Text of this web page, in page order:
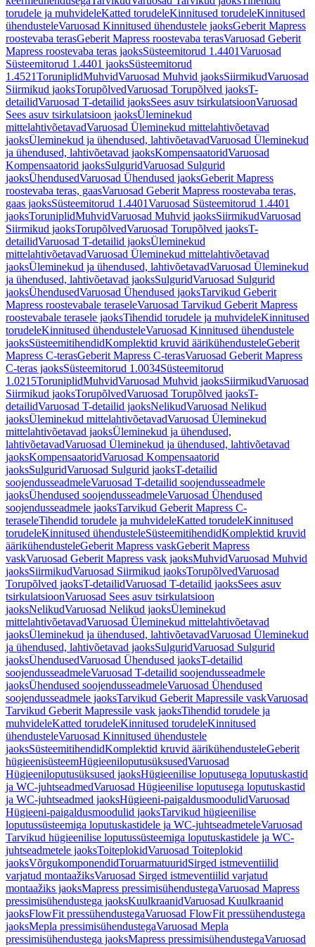
torudele ja muhvideleKatted torudeleKinnitused torudeleKinnitused
ühendusteleVaruosad Kinnitused ühendustele jaoksGeberit Mapress
roostevaba terasGeberit Mapress roostevaba terasVaruosad Geberit
Mapress roostevaba teras jaoksSüsteemitorud 1.4401Varuosad
Süsteemitorud 1.4401 jaoksSüsteemitorud
1.4521ToruniplidMuhvidVaruosad Muhvid jaoksSiirmikudVaruosad
Siirmikud jaoksTorupõlvedVaruosad Torupõlved jaoksT-
detailidVaruosad T-detailid jaoksSees asuv tsirkulatsioonVaruosad
Sees asuv tsirkulatsioon jaoksÜleminekud
mittelahtivõetavadVaruosad Üleminekud mittelahtivõetavad
jaoksÜleminekud ja ühendused, lahtivõetavadVaruosad Üleminekud
ja ühendused, lahtivõetavad jaoksKompensaatoridVaruosad
Kompensaatorid jaoksSulguridVaruosad Sulgurid
jaoksÜhendusedVaruosad Ühendused jaoksGeberit Mapress
roostevaba teras, gaasVaruosad Geberit Mapress roostevaba teras,
gaas jaoksSüsteemitorud 1.4401Varuosad Süsteemitorud 1.4401
jaoksToruniplidMuhvidVaruosad Muhvid jaoksSiirmikudVaruosad
Siirmikud jaoksTorupõlvedVaruosad Torupõlved jaoksT-
detailidVaruosad T-detailid jaoksÜleminekud
mittelahtivõetavadVaruosad Üleminekud mittelahtivõetavad
jaoksÜleminekud ja ühendused, lahtivõetavadVaruosad Üleminekud
ja ühendused, lahtivõetavad jaoksSulguridVaruosad Sulgurid
jaoksÜhendusedVaruosad Ühendused jaoksTarvikud Geberit
Mapress roostevabale teraseleVaruosad Tarvikud Geberit Mapress
roostevabale terasele jaoksTihendid torudele ja muhvideleKinnitused
torudeleKinnitused ühendusteleVaruosad Kinnitused ühendustele
jaoksSüsteemitihendidKomplektid kruvid äärikühendusteleGeberit
Mapress C-terasGeberit Mapress C-terasVaruosad Geberit Mapress
C-teras jaoksSüsteemitorud 1.0034Süsteemitorud
1.0215ToruniplidMuhvidVaruosad Muhvid jaoksSiirmikudVaruosad
Siirmikud jaoksTorupõlvedVaruosad Torupõlved jaoksT-
detailidVaruosad T-detailid jaoksNelikudVaruosad Nelikud
jaoksÜleminekud mittelahtivõetavadVaruosad Üleminekud
mittelahtivõetavad jaoksÜleminekud ja ühendused,
lahtivõetavadVaruosad Üleminekud ja ühendused, lahtivõetavad
jaoksKompensaatoridVaruosad Kompensaatorid
jaoksSulguridVaruosad Sulgurid jaoksT-detailid
soojendusseadmeleVaruosad T-detailid soojendusseadmele
jaoksÜhendused soojendusseadmeleVaruosad Ühendused
soojendusseadmele jaoksTarvikud Geberit Mapress C-
teraseleTihendid torudele ja muhvideleKatted torudeleKinnitused
torudeleKinnitused ühendusteleSüsteemitihendidKomplektid kruvid
äärikühendusteleGeberit Mapress vaskGeberit Mapress
vaskVaruosad Geberit Mapress vask jaoksMuhvidVaruosad Muhvid
jaoksSiirmikudVaruosad Siirmikud jaoksTorupõlvedVaruosad
Torupõlved jaoksT-detailidVaruosad T-detailid jaoksSees asuv
tsirkulatsioonVaruosad Sees asuv tsirkulatsioon
jaoksNelikudVaruosad Nelikud jaoksÜleminekud
mittelahtivõetavadVaruosad Üleminekud mittelahtivõetavad
jaoksÜleminekud ja ühendused, lahtivõetavadVaruosad Üleminekud
ja ühendused, lahtivõetavad jaoksSulguridVaruosad Sulgurid
jaoksÜhendusedVaruosad Ühendused jaoksT-detailid
soojendusseadmeleVaruosad T-detailid soojendusseadmele
jaoksÜhendused soojendusseadmeleVaruosad Ühendused
soojendusseadmele jaoksTarvikud Geberit Mapressile vaskVaruosad
Tarvikud Geberit Mapressile vask jaoksTihendid torudele ja
muhvideleKatted torudeleKinnitused torudeleKinnitused
ühendusteleVaruosad Kinnitused ühendustele
jaoksSüsteemitihendidKomplektid kruvid äärikühendusteleGeberit
hügieenisüsteemHügieeniloputusüksusedVaruosad
Hügieeniloputusüksused jaoksHügieenilise loputusega loputuskastid
ja WC-juhtseadmedVaruosad Hügieenilise loputusega loputuskastid
ja WC-juhtseadmed jaoksHügieeni-paigaldusmoodulidVaruosad
Hügieeni-paigaldusmoodulid jaoksTarvikud hügieenilise
loputussüsteemiga loputuskastidele ja WC-juhtseadmeteleVaruosad
Tarvikud hügieenilise loputussüsteemiga loputuskastidele ja WC-
juhtseadmetele jaoksToiteplokidVaruosad Toiteplokid
jaoksVõrgukomponendidToruarmatuuridSirged istmeventiilid
varjatud montaažiksVaruosad Sirged istmeventiilid varjatud
montaažiks jaoksMapress pressimisühendustegaVaruosad Mapress
pressimisühendustega jaoksKuulkraanidVaruosad Kuulkraanid
jaoksFlowFit pressühendustegaVaruosad FlowFit pressühendustega
jaoksMepla pressimisühendustegaVaruosad Mepla
pressimisühendustega jaoksMapress pressimisühendustegaVaruosad